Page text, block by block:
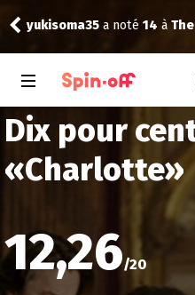
yukisoma35 a noté 14 à
Dix pour
«Charlotte»
12,26/20